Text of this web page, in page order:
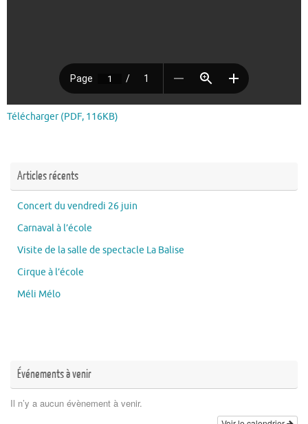
Télécharger (PDF, 116KB)
Articles récents
Concert du vendredi 26 juin
Carnaval à l’école
Visite de la salle de spectacle La Balise
Cirque à l’école
Méli Mélo
Événements à venir
Il n’y a aucun évènement à venir.